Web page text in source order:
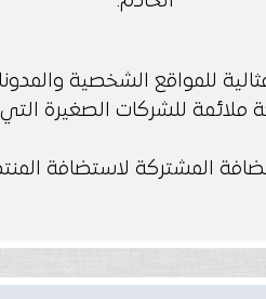
للمواقع الشخصية
ملائمة للشركات الصغيرة
المشتركة لاستضافة